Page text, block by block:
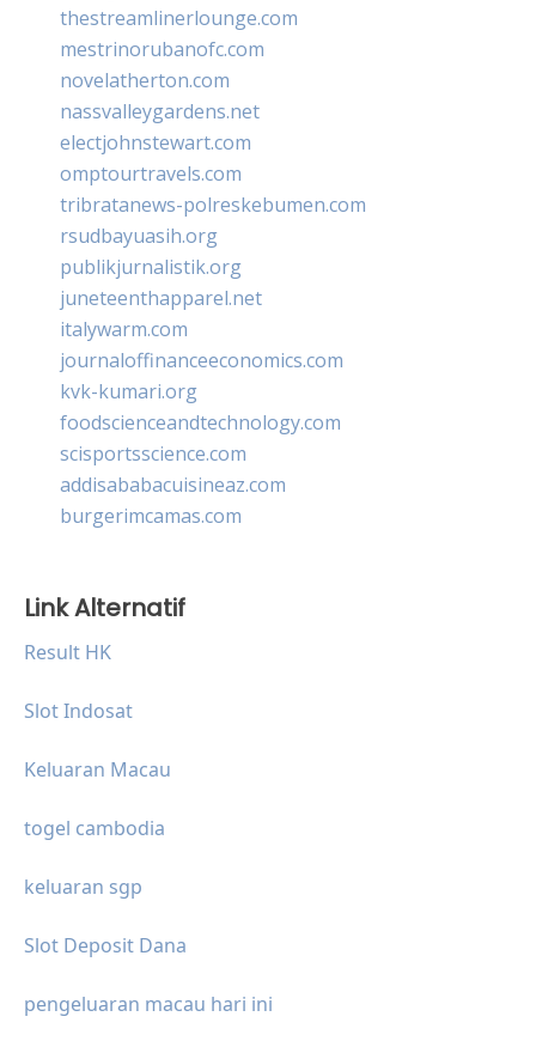
thestreamlinerlounge.com
mestrinorubanofc.com
novelatherton.com
nassvalleygardens.net
electjohnstewart.com
omptourtravels.com
tribratanews-polreskebumen.com
rsudbayuasih.org
publikjurnalistik.org
juneteenthapparel.net
italywarm.com
journaloffinanceeconomics.com
kvk-kumari.org
foodscienceandtechnology.com
scisportsscience.com
addisababacuisineaz.com
burgerimcamas.com
Link Alternatif
Result HK
Slot Indosat
Keluaran Macau
togel cambodia
keluaran sgp
Slot Deposit Dana
pengeluaran macau hari ini